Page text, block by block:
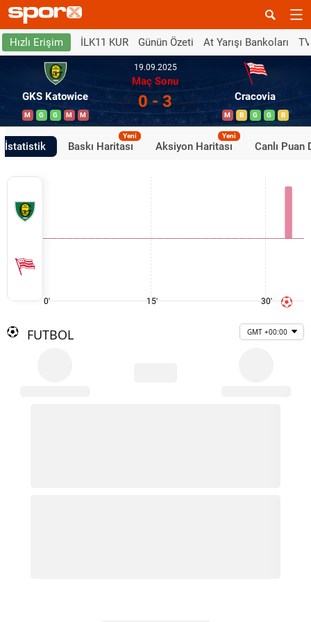
Hızlı Erişim İLK11 KUR Günün Özeti At Yarışı Bankoları
GKS Katowice
M G G M M
19.09.2025
Maç Sonu
0 - 3 Cracovia
M B G G B
İstatistik Baskı Haritası
Yeni
Aksiyon Haritası
Yeni
Canlı Puan
0' 15' 30'
FUTBOL GMT +00:00